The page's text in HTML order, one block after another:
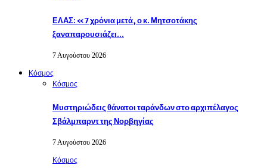
ΕΛΑΣ: «7 χρόνια μετά, ο κ. Μητσοτάκης
ξαναπαρουσιάζει…
7 Αυγούστου 2026
Κόσμος
Κόσμος
Μυστηριώδεις θάνατοι ταράνδων στο αρχιπέλαγος
Σβάλμπαρντ της Νορβηγίας
7 Αυγούστου 2026
Κόσμος